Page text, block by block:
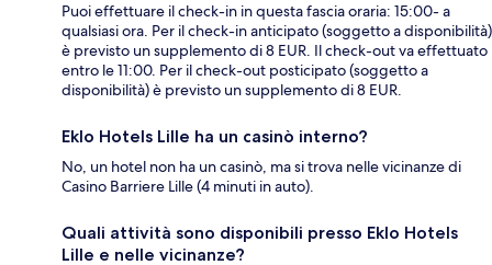
Puoi effettuare il check-in in questa fascia oraria: 15:00- a
qualsiasi ora. Per il check-in anticipato (soggetto a disponibilità)
è previsto un supplemento di 8 EUR. Il check-out va effettuato
entro le 11:00. Per il check-out posticipato (soggetto a
disponibilità) è previsto un supplemento di 8 EUR.
Eklo Hotels Lille ha un casinò interno?
No, un hotel non ha un casinò, ma si trova nelle vicinanze di
Casino Barriere Lille (4 minuti in auto).
Quali attività sono disponibili presso Eklo Hotels
Lille e nelle vicinanze?